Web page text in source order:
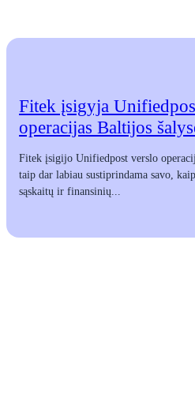
Fitek įsigyja
operacijas Baltijos
finansinių procesų
automatizavimo
Fitek įsigijo Unifiedpost verslo
taip dar labiau sustiprindama savo,
sąskaitų ir finansinių...